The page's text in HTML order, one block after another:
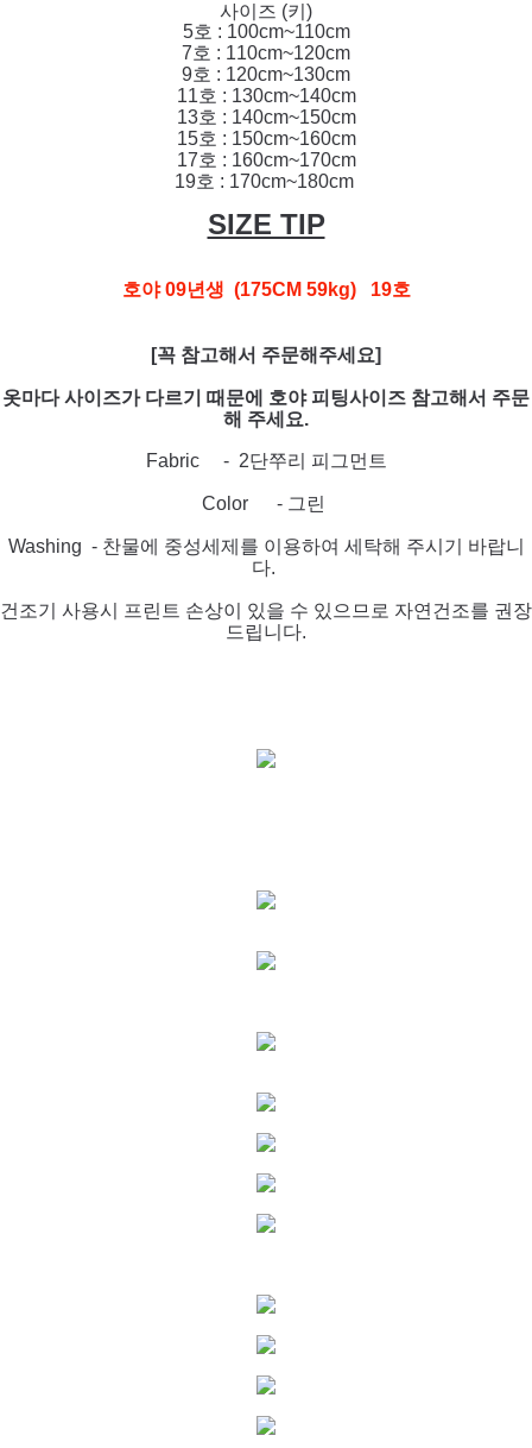
사이즈 (키)
5호 : 100cm~110cm
7호 : 110cm~120cm
9호 : 120cm~130cm
11호 : 130cm~140cm
13호 : 140cm~150cm
15호 : 150cm~160cm
17호 : 160cm~170cm
19호 : 170cm~180cm
SIZE TIP
호야 09년생 (175CM 59kg) 19호
[꼭 참고해서 주문해주세요]
옷마다 사이즈가 다르기 때문에 호야 피팅사이즈 참고해서 주문
해 주세요.
Fabric - 2단쭈리 피그먼트
Color - 그린
Washing - 찬물에 중성세제를 이용하여 세탁해 주시기 바랍니
다.
건조기 사용시 프린트 손상이 있을 수 있 으므로 자연건조를 권장
드립니다.